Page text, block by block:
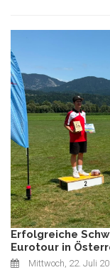
Erfolgreiche
Eurotour in
Mittwoch, 22. Juli